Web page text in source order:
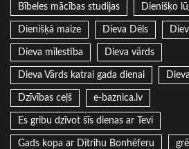
Bībeles mācības studijas Dienišķo
Dienišķā maize Dieva Dēls
Dieva mīlestība Dieva vārds
Dieva Vārds katrai gada dienai
Dzīvības ceļš e-baznica.lv
Es gribu dzīvot šīs dienas ar Tevi
Gads kopa ar Dītrihu Bonhēferu